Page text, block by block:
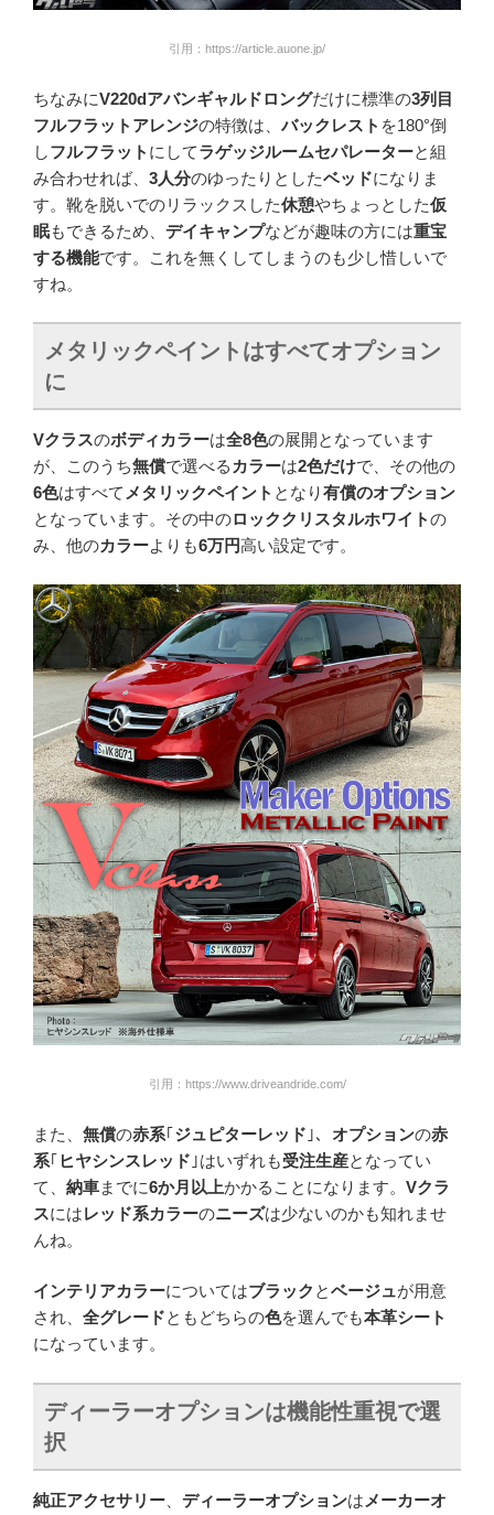
引用：https://article.auone.jp/
ちなみにV220dアバンギャルドロングだけに標準の3列目
フルフラットアレンジの特徴は、 バックレスト を180°倒
しフルフラット にしてラゲッジルームセパレーターと組
み合わせれば、 3人分のゆったりとしたベッドになりま
す。靴を脱いでのリラックスした休憩やちょっとした仮
眠もできるため、 デイキャンプなどが趣味の方には重宝
する機能です。これを無くしてしまうのも少し惜しいで
すね。
メタリックペイントはすべてオプション
に
Vクラスのボディカラーは全8色の展開となっています
が、このうち無償で選べる カラーは2色だけで、その他の
6色はすべて メタリックペイント となり有償のオプション
となっています。その中のロッククリスタルホワイトの
み、他のカラーよりも6万円高い設定です。
引用：https://www.driveandride.com/
また、 無償の赤系｢ジュピターレッド ｣、 オプションの赤
系｢ ヒヤシンスレッド ｣はいずれも受注生産となってい
て、 納車までに6か月以上かかることになります。 Vクラ
スにはレッド系カラーのニーズは少ないのかも知れませ
んね。
インテリアカラーについてはブラック とベージュが用意
され、 全グレードともどちらの色を選んでも本革シート
になっています。
ディーラーオプションは機能性重視で選
択
純正アクセサリー ディーラーオプションは メーカーオ